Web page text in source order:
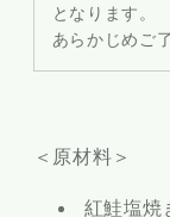
となります。
あらかじめご
＜原材料＞
紅鮭塩焼